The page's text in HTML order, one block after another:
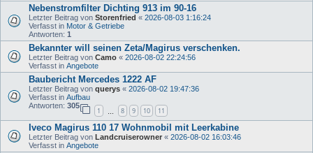
Nebenstromfilter Dichting 913 im 90-16
Letzter Beitrag von Storenfried « 2026-08-03 1:16:24
Verfasst in Motor & Getriebe
Antworten: 1
Bekannter will seinen Zeta/Magirus verschenken.
Letzter Beitrag von Camo « 2026-08-02 22:24:56
Verfasst in Angebote
Baubericht Mercedes 1222 AF
Letzter Beitrag von querys « 2026-08-02 19:47:36
Verfasst in Aufbau
Antworten: 305
1 8 9 10 11
Iveco Magirus 110 17 Wohnmobil mit Leerkabine
Letzter Beitrag von Landcruiserowner « 2026-08-02 16:03:46
Verfasst in Angebote